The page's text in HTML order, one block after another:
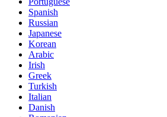
Spanish
Russian
Japanese
Korean
Arabic
Irish
Greek
Turkish
Italian
Danish